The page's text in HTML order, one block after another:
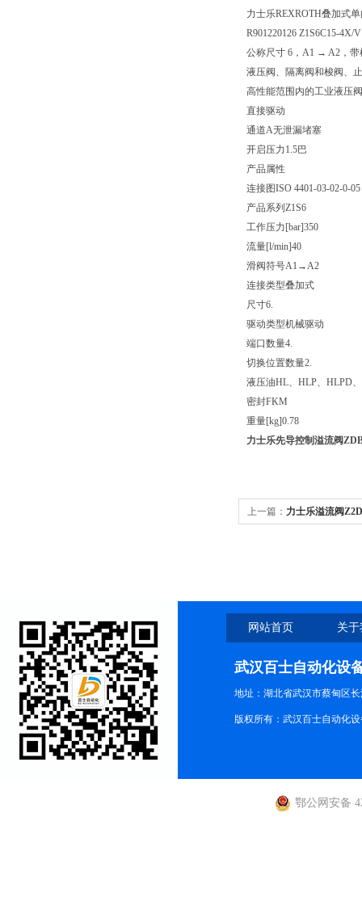
力士乐REXROTH叠加式
R901220126 Z1S6C15-4X/V
公称尺寸 6，A1 → A2，带
液压阀、隔离阀和梭阀、
高性能范围内的工业液压
直接驱动
通道A无泄漏堵塞
开启压力1.5巴
产品属性
连接图ISO 4401-03-02-0-05
产品系列 Z1S6
工作压力[bar]350
流量[l/min]40
滑阀符号A1→A2
连接类型叠加式
尺寸6.
驱动类型机械驱动
端口数量4.
切换位置数量2.
液压油HL、HLP、HLPD
密封FKM
重量[kg]0.78
力士乐先导控制溢流阀
上一篇： 力士乐溢流阀
网站首页 关
武汉百士自动化设
地址：湖北省武汉市蔡甸区
版权所有：武汉百士自动化
鄂公网安备